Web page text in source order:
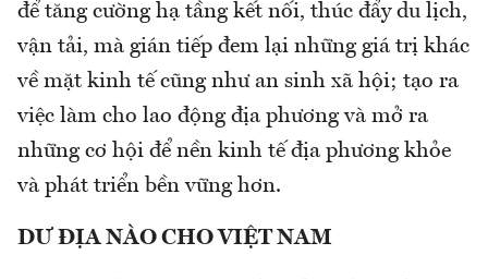
để tăng cường hạ tầng kết nối, thúc đẩy du lịch,
vận tải, mà gián tiếp đem lại những giá trị khác
về mặt kinh tế cũng như an sinh xã hội; tạo ra
việc làm cho lao động địa phương và mở ra
những cơ hội để nền kinh tế địa phương khỏe
và phát triển bền vững hơn.
DƯ ĐỊA NÀO CHO VIỆT NAM